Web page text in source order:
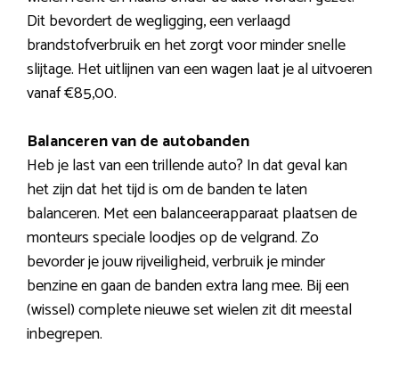
Dit bevordert de wegligging, een verlaagd
brandstofverbruik en het zorgt voor minder snelle
slijtage. Het uitlijnen van een wagen laat je al uitvoeren
vanaf €85,00.
Balanceren van de autobanden
Heb je last van een trillende auto? In dat geval kan
het zijn dat het tijd is om de banden te laten
balanceren. Met een balanceerapparaat plaatsen de
monteurs speciale loodjes op de velgrand. Zo
bevorder je jouw rijveiligheid, verbruik je minder
benzine en gaan de banden extra lang mee. Bij een
(wissel) complete nieuwe set wielen zit dit meestal
inbegrepen.